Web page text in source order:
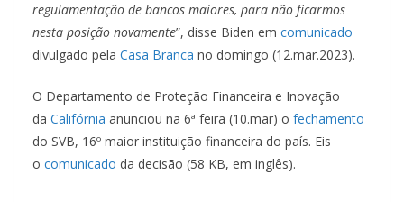
regulamentação de bancos maiores, para não ficarmos
nesta posição novamente”, disse Biden em comunicado
divulgado pela Casa Branca no domingo (12.mar.2023).
O Departamento de Proteção Financeira e Inovação
da Califórnia anunciou na 6ª feira (10.mar) o fechamento
do SVB, 16º maior instituição financeira do país. Eis
o comunicado da decisão (58 KB, em inglês).